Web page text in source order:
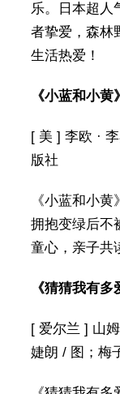
乐。日本超人
者挚爱，森林
生活热爱！
《小蓝和小黄》
[ 美 ] 李欧 ·
版社
《小蓝和小
拥抱变绿后不
童心，亲子共
《猜猜我有多
[ 爱尔兰 ] 山
婕朗 / 图；梅